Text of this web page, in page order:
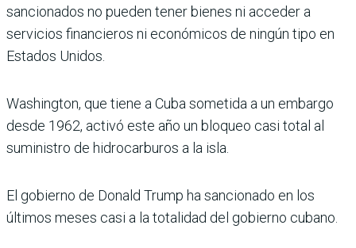
sancionados no pueden tener bienes ni acceder a
servicios financieros ni económicos de ningún tipo en
Estados Unidos.
Washington, que tiene a Cuba sometida a un embargo
desde 1962, activó este año un bloqueo casi total al
suministro de hidrocarburos a la isla.
El gobierno de Donald Trump ha sancionado en los
últimos meses casi a la totalidad del gobierno cubano.